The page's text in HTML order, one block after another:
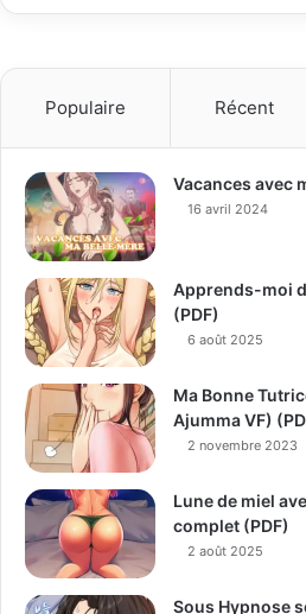
Populaire Récent
Vacances avec
16 avril 2024
Apprends-moi
(PDF)
6 août 2025
Ma Bonne
Ajumma VF)
2 novembre 2023
Lune de miel
complet (PDF)
2 août 2025
Sous Hypnose